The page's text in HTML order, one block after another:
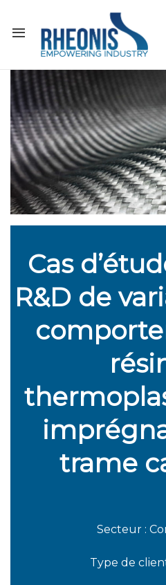
Cas
R&D de
trame
Secteur :
Type de